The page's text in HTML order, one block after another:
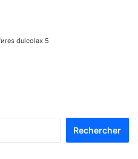
dulcolax 5